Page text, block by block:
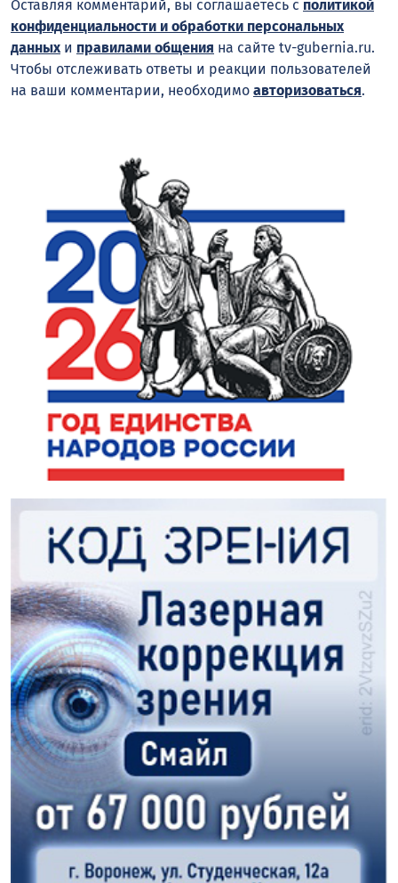
Оставляя комментарий, вы соглашаетесь с политикой
конфиденциальности и обработки персональных
данныхи правилами общения на сайте tv-gubernia.ru.
Чтобы отслеживать ответы и реакции пользователей
на ваши комментарии, необходимо авторизоваться.